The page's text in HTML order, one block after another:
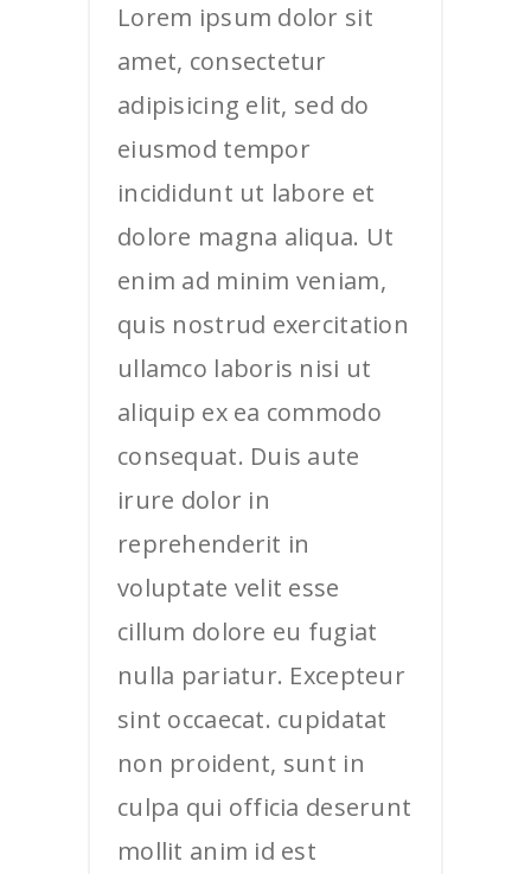
Lorem ipsum dolor sit
amet, consectetur
adipisicing elit, sed do
eiusmod tempor
incididunt ut labore et
dolore magna aliqua. Ut
enim ad minim veniam,
quis nostrud exercitation
ullamco laboris nisi ut
aliquip ex ea commodo
consequat. Duis aute
irure dolor in
reprehenderit in
voluptate velit esse
cillum dolore eu fugiat
nulla pariatur. Excepteur
sint occaecat. cupidatat
non proident, sunt in
culpa qui officia deserunt
mollit anim id est